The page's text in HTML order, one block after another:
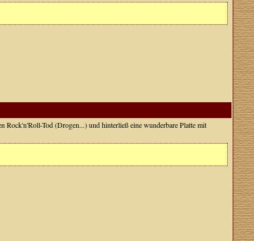
Rock'n'Roll-Tod (Drogen...) und hinterließ eine wunderbare Platte mit